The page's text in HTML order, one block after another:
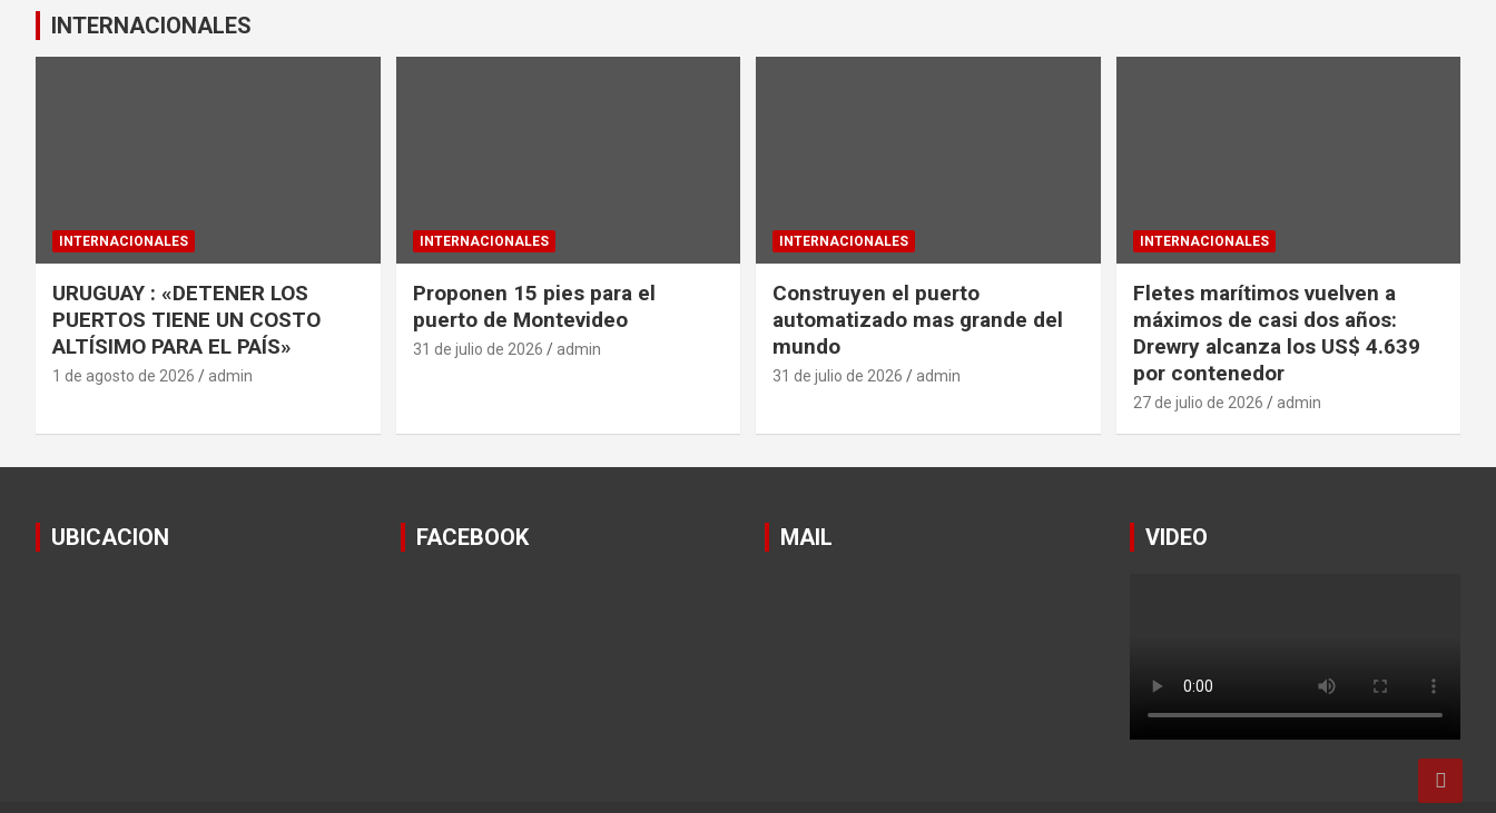
INTERNACIONALES
INTERNACIONALES
URUGUAY : «DETENER LOS
PUERTOS TIENE UN COSTO
ALTÍSIMO PARA EL PAÍS»
1 de agosto de 2026 admin
INTERNACIONALES
Proponen 15 pies para el
puerto de Montevideo
31 de julio de 2026 admin
INTERNACIONALES
Construyen el puerto
automatizado mas grande del
mundo
31 de julio de 2026 admin
INTERNACIONALES
Fletes marítimos vuelven a
máximos de casi dos años:
Drewry alcanza los US$ 4.639
por contenedor
27 de julio de 2026 admin
UBICACION FACEBOOK MAIL VIDEO